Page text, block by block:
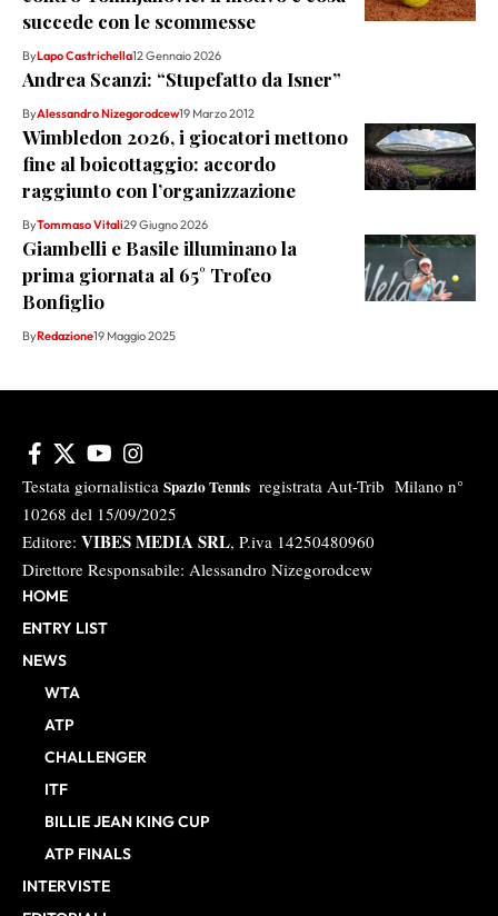
succede con le scommesse
ByLapo Castrichella12 Gennaio 2026
Andrea Scanzi: “Stupefatto da Isner”
ByAlessandro Nizegorodcew19 Marzo 2012
Wimbledon 2026, i giocatori mettono
fine al boicottaggio: accordo
raggiunto con l’organizzazione
ByTommaso Vitali29 Giugno 2026
Giambelli e Basile illuminano la
prima giornata al 65° Trofeo
Bonfiglio
ByRedazione19 Maggio 2025
Testata giornalistica Spazio Tennis registrata Aut-Trib Milano n°
10268 del 15/09/2025
Editore: VIBES MEDIA SRL, P.iva 14250480960
Direttore Responsabile: Alessandro Nizegorodcew
HOME
ENTRY LIST
NEWS
WTA
ATP
CHALLENGER
ITF
BILLIE JEAN KING CUP
ATP FINALS
INTERVISTE